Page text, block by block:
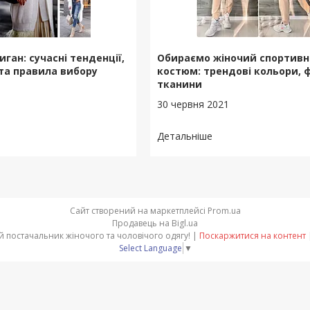
сучасні тенденції,
правила вибору
Обираємо жіночий
костюм: трендові кольори,
тканини
30 червня 2021
Сайт створений на маркетплейсі Prom.ua
Продавець на Bigl.ua
Global opt - прямий оптовий постачальник жіночого та чоловічого одягу! | Поскаржитися на контент
Select Language ▼